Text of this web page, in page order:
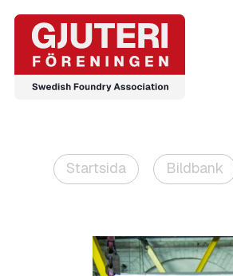
Startsida Bildbank